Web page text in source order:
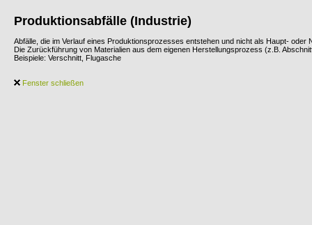
Produktionsabfälle (Industrie)
Abfälle, die im Verlauf eines Produktionsprozesses entstehen und nicht als Haupt-
Die Zurückführung von Materialien aus dem eigenen Herstellungsprozess (z.B.
Beispiele: Verschnitt, Flugasche
Fenster schließen